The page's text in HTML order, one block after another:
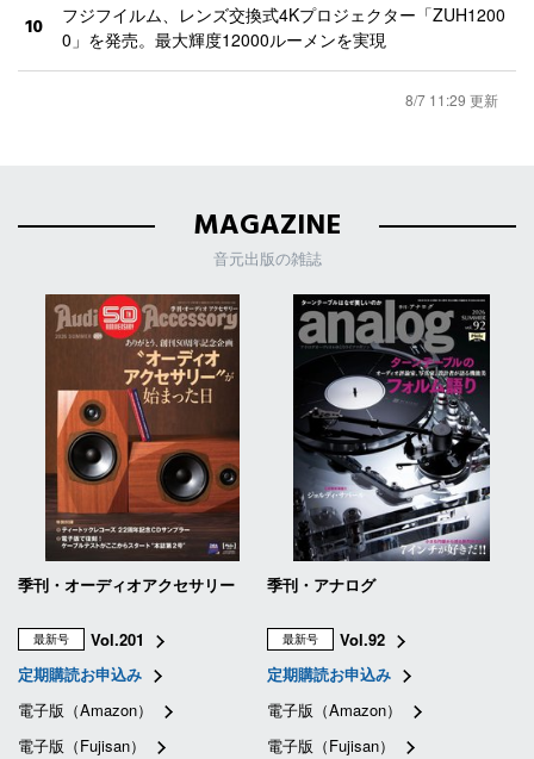
10
フジフイルム、レンズ交換式4Kプロジェクター「ZUH1200
0」を発売。最大輝度12000ルーメンを実現
8/7 11:29 更新
MAGAZINE
音元出版の雑誌
季刊・オーディオアクセサリー
最新号
Vol.201
定期購読お申込み
電子版（Amazon）
電子版（Fujisan）
季刊・アナログ
最新号
Vol.92
定期購読お申込み
電子版（Amazon）
電子版（Fujisan）